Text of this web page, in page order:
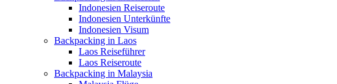
Indonesien Reiseroute
Indonesien Unterkünfte
Indonesien Visum
Backpacking in Laos
Laos Reiseführer
Laos Reiseroute
Backpacking in Malaysia